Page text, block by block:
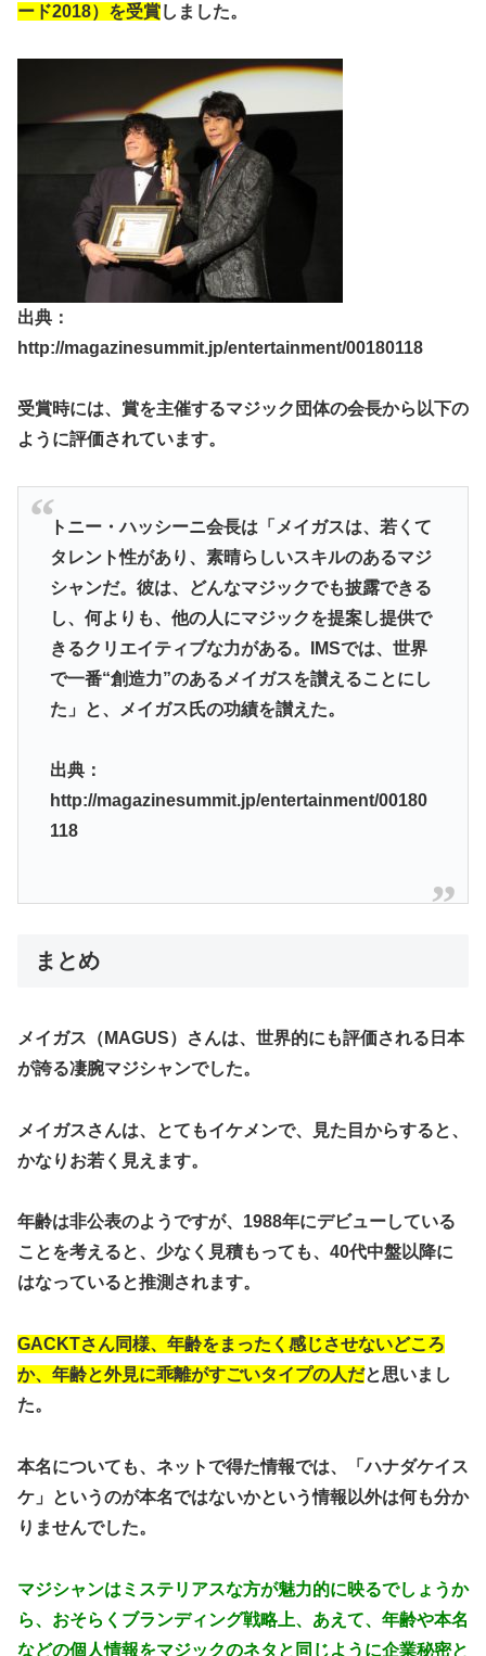
ード2018）を受賞しました。
出典：
http://magazinesummit.jp/entertainment/00180118
受賞時には、賞を主催するマジック団体の会長から以下の
ように評価されています。
トニー・ハッシーニ会長は「メイガスは、若くて
タレント性があり、素晴らしいスキルのあるマジ
シャンだ。彼は、どんなマジックでも披露できる
し、何よりも、他の人にマジックを提案し提供で
きるクリエイティブな力がある。IMSでは、世界
で一番“創造力”のあるメイガスを讃えることにし
た」と、メイガス氏の功績を讃えた。
出典：
http://magazinesummit.jp/entertainment/00180
118
まとめ
メイガス（MAGUS）さんは、 世界的にも評価される日本
が誇る凄腕マジシャンでした。
メイガスさんは、とてもイケメンで、見た目からすると、
かなりお若く見えます。
年齢は非公表のようですが、1988年にデビューしている
ことを考えると、 少なく見積もっても、40代中盤以降に
はなっていると推測されます。
GACKTさん同様、年齢をまったく感じさせないどころ
か、年齢と外見に乖離がすごいタイプの人だと思いまし
た。
本名についても、ネットで得た情報では、「ハナダケイス
ケ 」というのが本名ではないかという情報以外は何も分か
りませんでした。
マジシャンはミステリアスな方が魅力的に映るでしょうか
ら、おそらくブランディング戦略上、あえて、年齢や本名
などの個人情報をマジックのネタと同じように企業秘密と